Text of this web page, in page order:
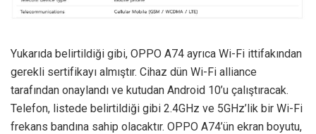
Yukarıda belirtildiği gibi, OPPO A74 ayrıca Wi-Fi ittifakından
gerekli sertifikayı almıştır. Cihaz dün Wi-Fi alliance
tarafından onaylandı ve kutudan Android 10’u çalıştıracak.
Telefon, listede belirtildiği gibi 2.4GHz ve 5GHz’lik bir Wi-Fi
frekans bandına sahip olacaktır. OPPO A74’ün ekran boyutu,